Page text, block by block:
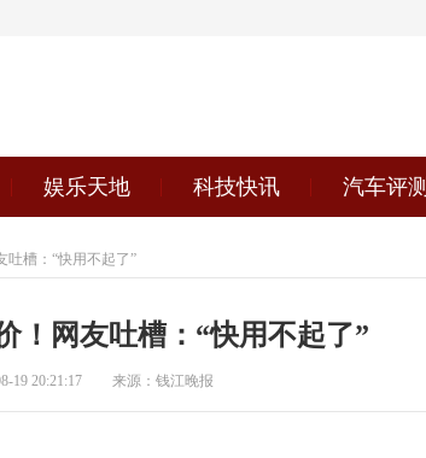
娱乐天地 科技快讯 汽车评测
吐槽：“快用不起了”
！网友吐槽：“快用不起了”
19 20:21:17 来源：钱江晚报